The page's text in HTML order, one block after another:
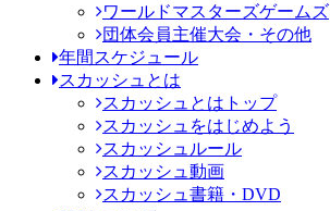
ワールドマスターズゲームズ
団体会員主催大会・その他
年間スケジュール
スカッシュとは
スカッシュとはトップ
スカッシュをはじめよう
スカッシュルール
スカッシュ動画
スカッシュ書籍・DVD